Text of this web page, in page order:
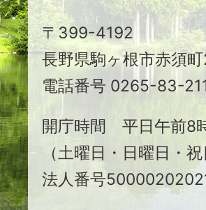
駒
ヶ
根
市
〒399-4192
長野県駒ヶ根市赤須
電話番号 0265-83-
開庁時間 平日午前8
（土曜日・日曜日・
法人番号